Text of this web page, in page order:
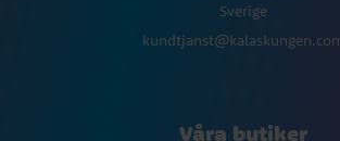
Sverige
Våra butiker